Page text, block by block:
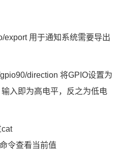
export 用于通知系统需要导出
direction 将GPIO设置为
入即为高电平，反之为低电
命令查看当前值